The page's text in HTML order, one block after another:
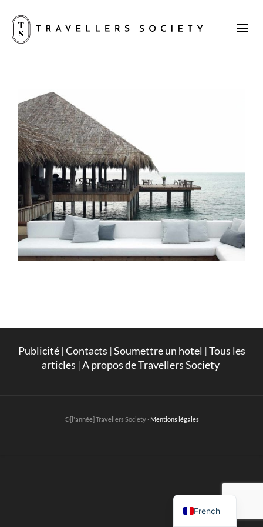
Publicité|Contacts |Soumettre un hotel |Tous les
articles |A propos de Travellers Society
©[l'année] Travellers Society · Mentions légales
French